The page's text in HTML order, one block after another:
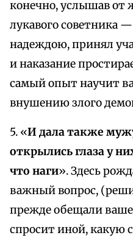
конечно, услышав
лукавого советника
надеждою, принял
и наказание
самый опыт научит
внушению злого
5. «И дала также
открылись глаза у
что наги». Здесь
важный вопрос,
прежде обещали
спросит иной, какую